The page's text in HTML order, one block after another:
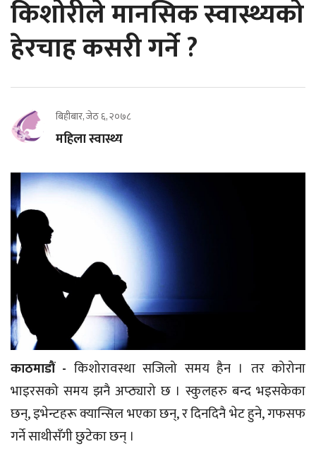
किशोरीले मानसिक स्वास्थ्यको
हेरचाह कसरी गर्ने ?
बिहीबार, जेठ ६, २०७८
महिला स्वास्थ्य
काठमाडौं - किशोरावस्था सजिलो समय हैन । तर कोरोना
भाइरसको समय झनै अप्ठ्यारो छ । स्कुलहरु बन्द भइसकेका
छन्, इभेन्टहरू क्यान्सिल भएका छन्, र दिनदिनै भेट हुने, गफसफ
गर्ने साथीसँगी छुटेका छन् ।